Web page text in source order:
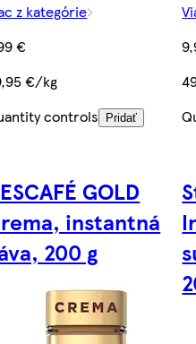
z kategórie
€
€/kg
controls
Pridať
GOLD
instantná
200 g